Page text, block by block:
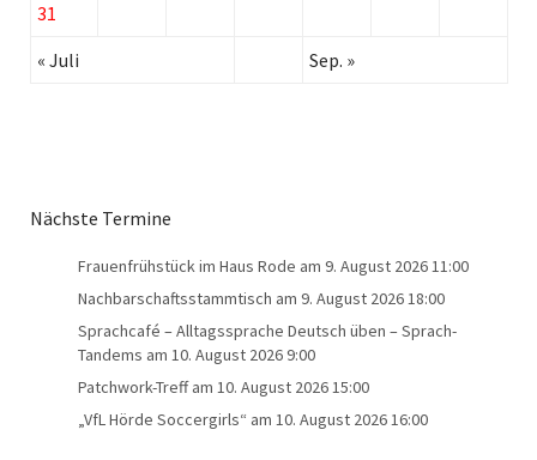
31
« Juli
Sep. »
Nächste Termine
Frauenfrühstück im Haus Rode am 9. August 2026 11:00
Nachbarschaftsstammtisch am 9. August 2026 18:00
Sprachcafé – Alltagssprache Deutsch üben – Sprach-
Tandems am 10. August 2026 9:00
Patchwork-Treffam 10. August 2026 15:00
„VfL Hörde Soccergirls“ am 10. August 2026 16:00